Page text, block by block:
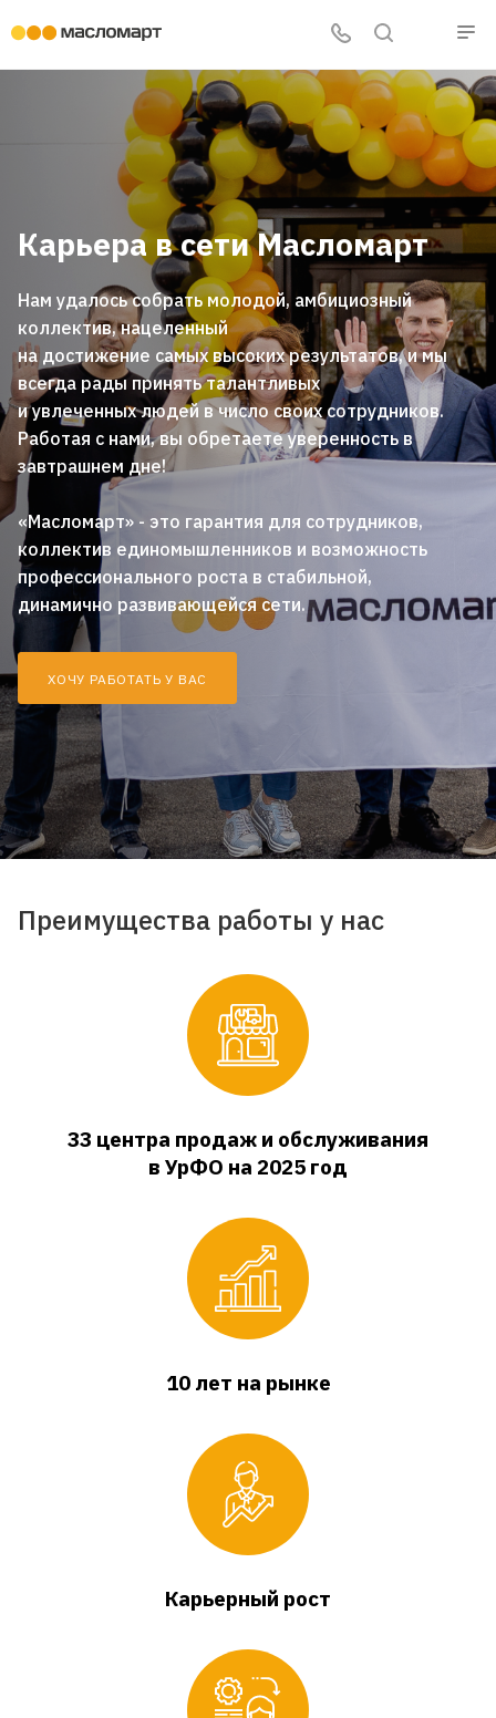
Карьера в сети Масломарт
Нам удалось собрать молодой, амбициозный
коллектив, нацеленный
на достижение самых высоких результатов, и мы
всегда рады принять талантливых
и увлеченных людей в число своих сотрудников.
Работая с нами, вы обретаете уверенность в
завтрашнем дне!
«Масломарт» - это гарантия для сотрудников,
коллектив единомышленников и возможность
профессионального роста в стабильной,
динамично развивающейся сети.
ХОЧУ РАБОТАТЬ У ВАС
Преимущества работы у нас
33 центра продаж и обслуживания
в УрФО на 2025 год
10 лет на рынке
Карьерный рост